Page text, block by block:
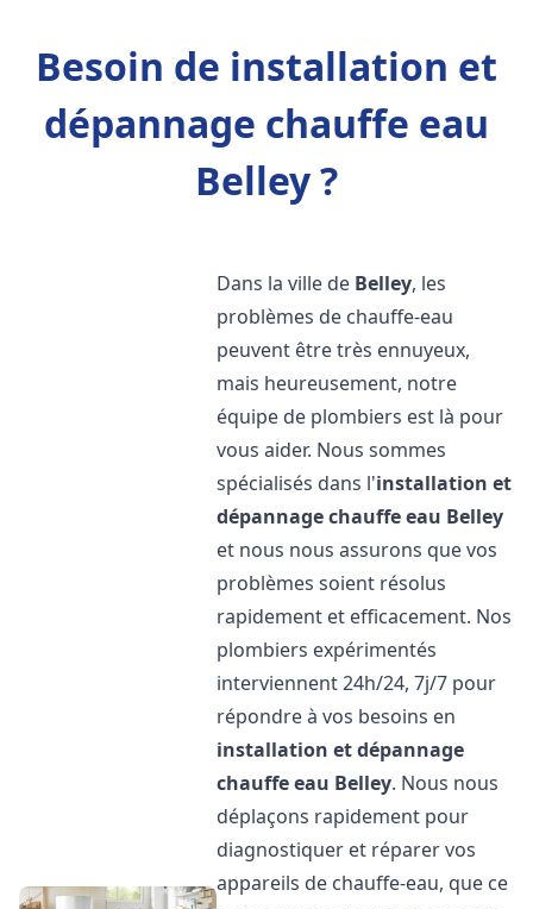
Besoin de installation et
dépannage chauffe eau
Belley ?
Dans la ville de Belley, les
problèmes de chauffe-eau
peuvent être très ennuyeux,
mais heureusement, notre
équipe de plombiers est là pour
vous aider. Nous sommes
spécialisés dans l'installation et
dépannage chauffe eau Belley
et nous nous assurons que vos
problèmes soient résolus
rapidement et efficacement. Nos
plombiers expérimentés
interviennent 24h/24, 7j/7 pour
répondre à vos besoins en
installation et dépannage
chauffe eau Belley. Nous nous
déplaçons rapidement pour
diagnostiquer et réparer vos
appareils de chauffe-eau, que ce